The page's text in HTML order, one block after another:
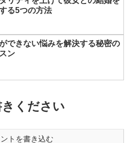
る5つの方法
できない悩みを解決する秘密の
ン
ください
トを書き込む